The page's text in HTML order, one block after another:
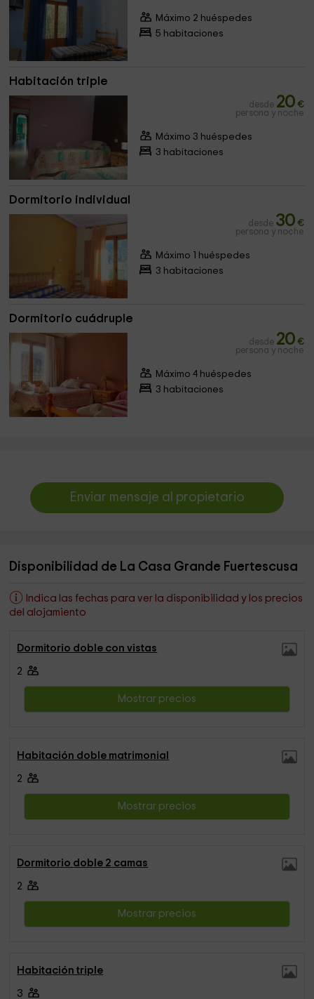
Máximo 2 huéspedes
5 habitaciones
Habitación triple
desde 20 €
persona y noche
Máximo 3 huéspedes
3 habitaciones
Dormitorio individual
desde 30 €
persona y noche
Máximo 1 huéspedes
3 habitaciones
Dormitorio cuádruple
desde 20 €
persona y noche
Máximo 4 huéspedes
3 habitaciones
Enviar mensaje al propietario
Disponibilidad de La Casa Grande Fuertescusa
Indica las fechas para ver la disponibilidad y los precios
del alojamiento
Dormitorio doble con vistas
2
Mostrar precios
Habitación doble matrimonial
2
Mostrar precios
Dormitorio doble 2 camas
2
Mostrar precios
Habitación triple
3